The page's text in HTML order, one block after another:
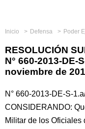
Inicio Defensa Poder
RESOLUCIÓN
N° 660-2013-DE-
noviembre de
N° 660-2013-DE-S-
CONSIDERANDO:
Militar de los Oficiales